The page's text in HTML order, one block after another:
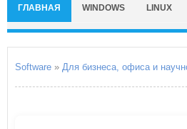
ГЛАВНАЯ WINDOWS LINUX
Software » Для бизнеса, офиса и